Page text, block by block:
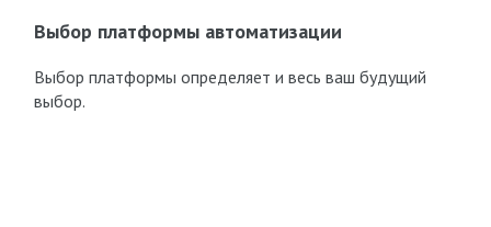
Выбор платформы автоматизации
Выбор платформы определяет и весь ваш будущий
выбор.